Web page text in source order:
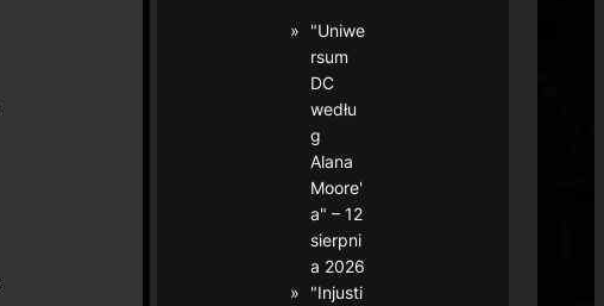
"Uniwe
rsum
DC
wedłu
g
Alana
Moore'
a" – 12
sierpni
a 2026
"Injusti